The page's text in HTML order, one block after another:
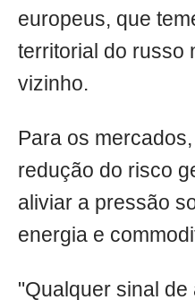
europeus, que
territorial do russo
vizinho.
Para os
redução do risco
aliviar a pressão
energia e
"Qualquer sinal de